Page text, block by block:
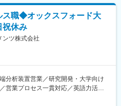
土日祝）／年休120日以上」と、ワ
働き方を実現できます。
や家族手当といった各種福利厚生も
が可能な環境です。
績が多く、入社後教育や環境に慣れ
して契約社員での入社となっていま
ェアを販売する業務となります。お
企業の研究開発部門・分析センタ
公庁の研究施設となり、新規顧客お
を行います。担当エリアは東日本
問営業だけではなくセミナーの企画
参加など日本全国におけるプロモー
だく予定です。そのため月に数回以
点は英国（製品に依っては米国、ド
理など英語（主にメール）でのコミ
ス職◆オックスフォード大
休み
ンツ株式会社
分析装置営業／研究開発・大学向け
営業プロセス一貫対応／英語力活用